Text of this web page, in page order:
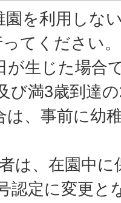
園を利用しな
てください。
が生じた場合
び満3歳到達
は、事前に幼
は、在園中
認定に変更と